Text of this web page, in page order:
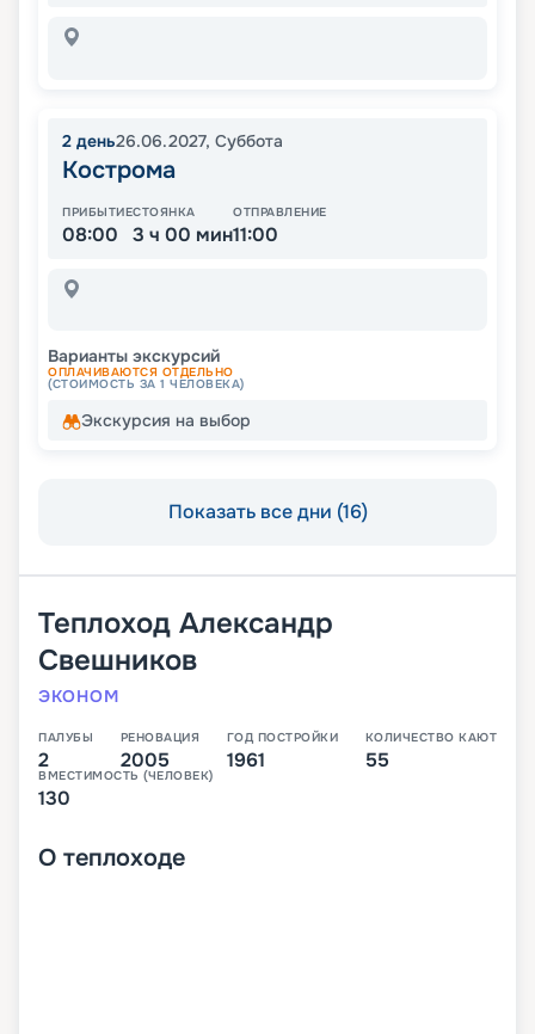
2 день26.06.2027, Суббота
Кострома
ПРИБЫТИЕ
08:00
СТОЯНКА
3 ч 00 мин
ОТПРАВЛЕНИЕ
11:00
Варианты экскурсий
ОПЛАЧИВАЮТСЯ ОТДЕЛЬНО
(СТОИМОСТЬ ЗА 1 ЧЕЛОВЕКА)
Экскурсия на выбор
Показать все дни (16)
Теплоход Александр
Свешников
ЭКОНОМ
ПАЛУБЫ
2
РЕНОВАЦИЯ
2005
ГОД ПОСТРОЙКИ
1961
КОЛИЧЕСТВО КАЮТ
55
ВМЕСТИМОСТЬ (ЧЕЛОВЕК)
130
О теплоходе